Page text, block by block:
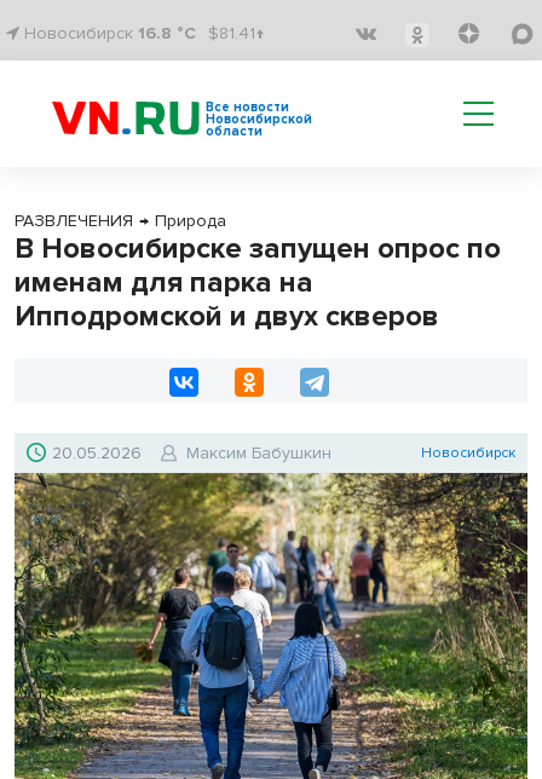
Новосибирск 16.8 °C $81.41↑
Все новости
Новосибирской
области
РАЗВЛЕЧЕНИЯ → Природа
В Новосибирске запущен опрос по
именам для парка на
Ипподромской и двух скверов
20.05.2026 Максим Бабушкин Новосибирск